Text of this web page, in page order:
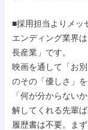
■採用担当よりメッ
エンディング業界
長産業」です。
映画を通して「お
のその「優しさ」
「何が分からない
解してくれる先輩ば
履歴書は不要。ま